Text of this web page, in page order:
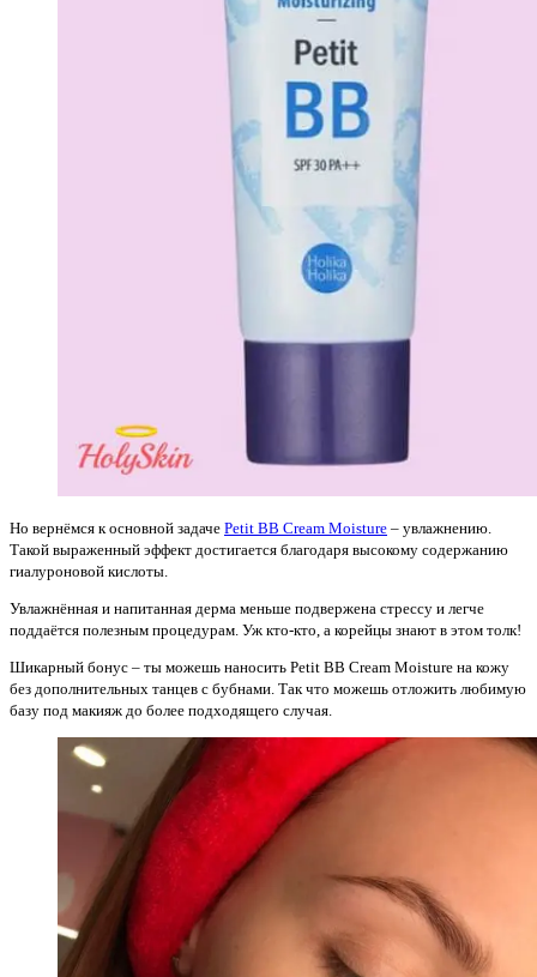
Но вернёмся к основной задаче Petit BB Cream Moisture – увлажнению.
Такой выраженный эффект достигается благодаря высокому содержанию
гиалуроновой кислоты.
Увлажнённая и напитанная дерма меньше подвержена стрессу и легче
поддаётся полезным процедурам. Уж кто-кто, а корейцы знают в этом толк!
Шикарный бонус – ты можешь наносить Petit BB Cream Moisture на кожу
без дополнительных танцев с бубнами. Так что можешь отложить любимую
базу под макияж до более подходящего случая.